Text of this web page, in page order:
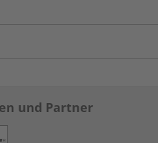
und Partner